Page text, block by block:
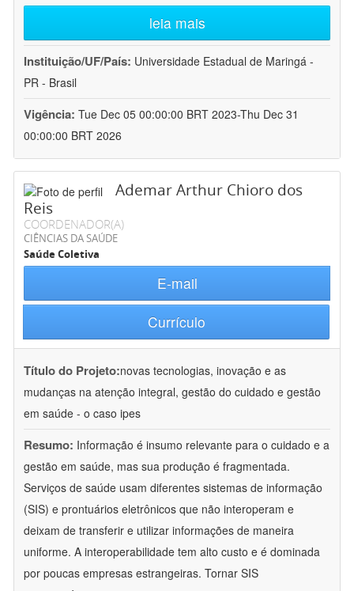
leia mais
Instituição/UF/País: Universidade Estadual de Maringá -
PR - Brasil
Vigência: Tue Dec 05 00:00:00 BRT 2023-Thu Dec 31
00:00:00 BRT 2026
Ademar Arthur Chioro dos
Reis
COORDENADOR(A)
CIÊNCIAS DA SAÚDE
Saúde Coletiva
E-mail
Currículo
Título do Projeto:novas tecnologias, inovação e as
mudanças na atenção integral, gestão do cuidado e gestão
em saúde - o caso ipes
Resumo: Informação é insumo relevante para o cuidado e a
gestão em saúde, mas sua produção é fragmentada.
Serviços de saúde usam diferentes sistemas de informação
(SIS) e prontuários eletrônicos que não interoperam e
deixam de transferir e utilizar informações de maneira
uniforme. A interoperabilidade tem alto custo e é dominada
por poucas empresas estrangeiras. Tornar SIS